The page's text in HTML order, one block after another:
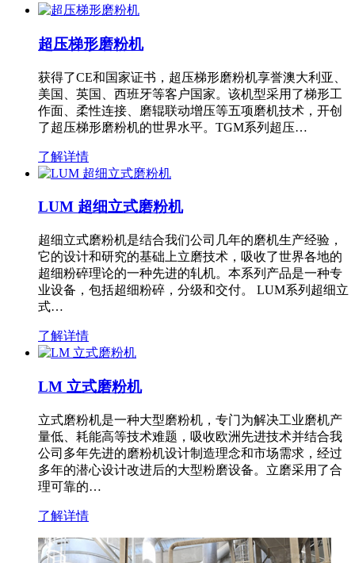
超压梯形磨粉机
获得了CE和国家证书，超压梯形磨粉机享誉澳大利亚、
美国、英国、西班牙等客户国家。该机型采用了梯形工
作面、柔性连接、磨辊联动增压等五项磨机技术，开创
了超压梯形磨粉机的世界水平。TGM系列超压…
了解详情
LUM 超细立式磨粉机
超细立式磨粉机是结合我们公司几年的磨机生产经验，
它的设计和研究的基础上立磨技术，吸收了世界各地的
超细粉碎理论的一种先进的轧机。本系列产品是一种专
业设备，包括超细粉碎，分级和交付。 LUM系列超细立
式…
了解详情
LM 立式磨粉机
立式磨粉机是一种大型磨粉机，专门为解决工业磨机产
量低、耗能高等技术难题，吸收欧洲先进技术并结合我
公司多年先进的磨粉机设计制造理念和市场需求，经过
多年的潜心设计改进后的大型粉磨设备。立磨采用了合
理可靠的…
了解详情